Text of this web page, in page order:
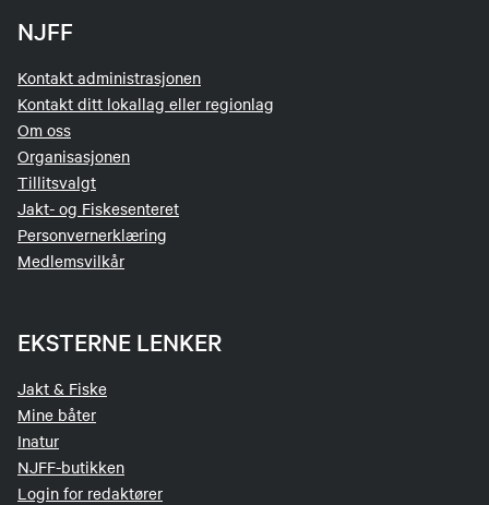
NJFF
Kontakt administrasjonen
Kontakt ditt lokallag eller regionlag
Om oss
Organisasjonen
Tillitsvalgt
Jakt- og Fiskesenteret
Personvernerklæring
Medlemsvilkår
EKSTERNE LENKER
Jakt & Fiske
Mine båter
Inatur
NJFF-butikken
Login for redaktører